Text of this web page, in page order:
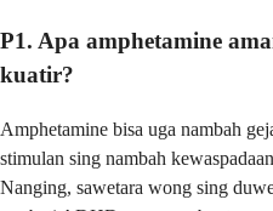
P1. Apa amphetamine
kuatir?
Amphetamine bisa uga nambah
stimulan sing nambah
Nanging, sawetara wong sing